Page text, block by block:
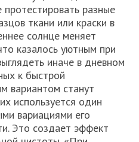
разные
ткани или краски в
солнце меняет
казалось уютным при
иначе в дневном
к быстрой
вариантом станут
используется один
вариациями его
Это создает эффект